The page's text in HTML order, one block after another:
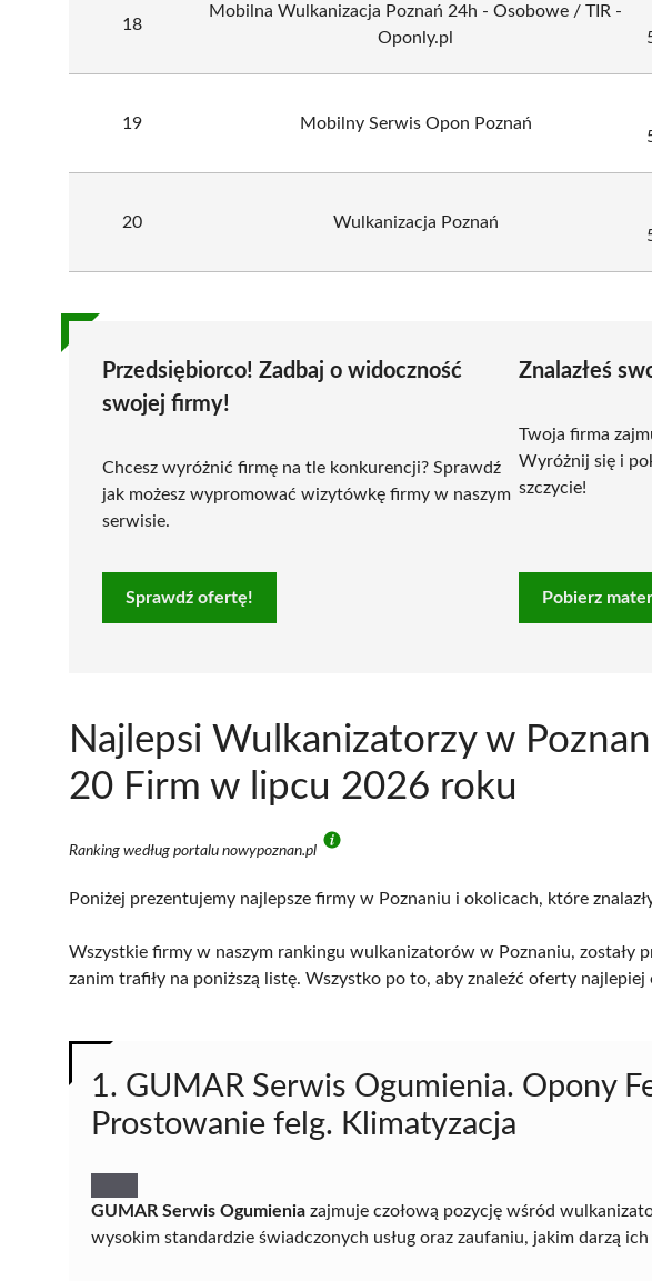
18
Mobilna Wulkanizacja Poznań 24h - Osobowe / TIR -
Oponly.pl
19 Mobilny Serwis Opon Poznań
20 Wulkanizacja Poznań
Przedsiębiorco! Zadbaj o widoczność
swojej firmy!
Chcesz wyróżnić firmę na tle konkurencji? Sprawdź
jak możesz wypromować wizytówkę firmy w naszym
serwisie.
Sprawdź ofertę!
Znalazłeś
Twoja firma
Wyróżnij się i
szczycie!
Pobierz
Najlepsi Wulkanizatorzy w
20 Firm w lipcu 2026 roku
Ranking według portalu nowypoznan.pl
Poniżej prezentujemy najlepsze firmy w Poznaniu i okolicach, które
Wszystkie firmy w naszym rankingu wulkanizatorów w Poznaniu, zostały
zanim trafiły na poniższą listę. Wszystko po to, aby znaleźć oferty
1. GUMAR Serwis Ogumienia. Opony
Prostowanie felg. Klimatyzacja
GUMAR Serwis Ogumienia zajmuje czołową pozycję wśród
wysokim standardzie świadczonych usług oraz zaufaniu, jakim darzą